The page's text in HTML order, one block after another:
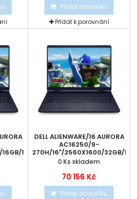
Přidat do košíku
Přidat k porovnání
1TB/RTX...
DELL ALIENWARE/16 AURORA
AC16250/9-
270H/16"/2560X1600/32GB/
0 Ks skladem
70 156 Kč
Přidat do košíku